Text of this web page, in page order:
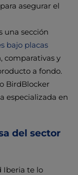
asegurar el
una sección
bajo placas
comparativas y
a fondo.
BirdBlocker
especializada en
del sector
Iberia te lo